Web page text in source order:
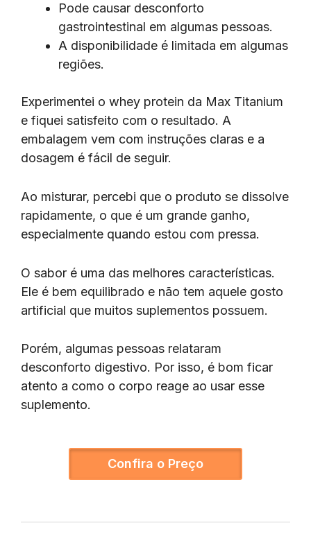
Pode causar desconforto
gastrointestinal em algumas pessoas.
A disponibilidade é limitada em algumas
regiões.
Experimentei o whey protein da Max Titanium
e fiquei satisfeito com o resultado. A
embalagem vem com instruções claras e a
dosagem é fácil de seguir.
Ao misturar, percebi que o produto se dissolve
rapidamente, o que é um grande ganho,
especialmente quando estou com pressa.
O sabor é uma das melhores características.
Ele é bem equilibrado e não tem aquele gosto
artificial que muitos suplementos possuem.
Porém, algumas pessoas relataram
desconforto digestivo. Por isso, é bom ficar
atento a como o corpo reage ao usar esse
suplemento.
Confira o Preço